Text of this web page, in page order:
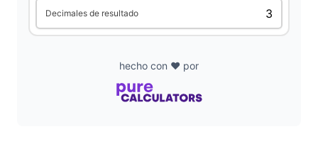
Decimales de resultado
hecho con ❤️ por